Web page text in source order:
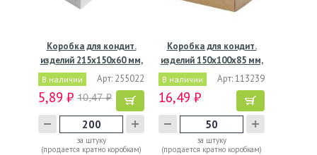
Коробка для кондит.
изделий 215х150х60 мм,
В наличии Арт: 255022
5,89 ₽ 10,47 ₽
за штуку
(продается кратно коробкам)
Коробка для кондит.
изделий 150х100х85 мм,
В наличии Арт: 113239
16,49 ₽
за штуку
(продается кратно коробкам)